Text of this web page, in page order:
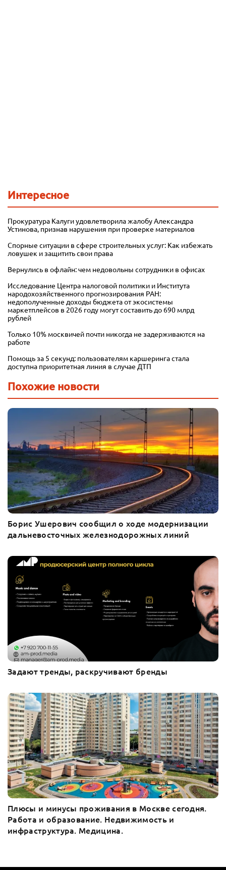
Интересное
Прокуратура Калуги удовлетворила жалобу Александра
Устинова, признав нарушения при проверке материалов
Спорные ситуации в сфере строительных услуг: Как избежать
ловушек и защитить свои права
Вернулись в офлайн: чем недовольны сотрудники в офисах
Исследование Центра налоговой политики и Института
народохозяйственного прогнозирования РАН:
недополученные доходы бюджета от экосистемы
маркетплейсов в 2026 году могут составить до 690 млрд
рублей
Только 10% москвичей почти никогда не задерживаются на
работе
Помощь за 5 секунд: пользователям каршеринга стала
доступна приоритетная линия в случае ДТП
Похожие новости
Борис Ушерович сообщил о ходе модернизации
дальневосточных железнодорожных линий
Задают тренды, раскручивают бренды
Плюсы и минусы проживания в Москве сегодня.
Работа и образование. Недвижимость и
инфраструктура. Медицина.